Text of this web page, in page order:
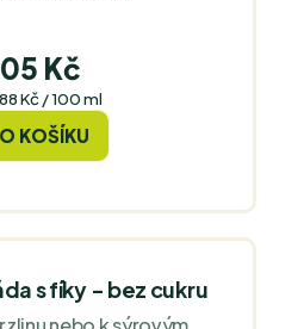
Kč
Kč / 100 ml
KOŠÍKU
s fíky - bez cukru